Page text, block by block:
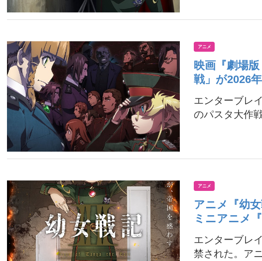
アニメ
映画『劇場
戦」が2026
エンターブレ
のパスタ大作
アニメ
アニメ『幼
ミニアニメ
エンターブレ
禁された。ア